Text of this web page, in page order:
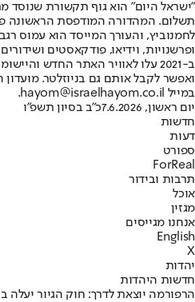
"ישראל היום" הוא גוף תקשורת שנוסד
ופרשנויות, וידיאו, פודקאסטים
ב-2021 עלו לאוויר האתר החדש
ואפשר לקבל אותם גם בניוזלטר.
במייל hayom@israelhayom.co.il.
יום ראשון, 7.6.2026
כ"ב בסיון תשפ"ו
חדשות
דעות
ספורט
ForReal
תרבות ובידור
אוכל
מגזין
אנחנו מגייסים
English
X
יהדות
חדשות היהדות
הרפורמה יוצאת לדרך: חוק הגיור